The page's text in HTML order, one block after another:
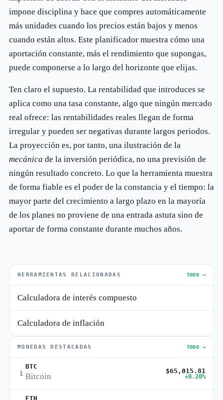
impone disciplina y hace que compres automáticamente
más unidades cuando los precios están bajos y menos
cuando están altos. Este planificador muestra cómo una
aportación constante, más el rendimiento que supongas,
puede componerse a lo largo del horizonte que elijas.
Ten claro el supuesto. La rentabilidad que introduces se
aplica como una tasa constante, algo que ningún mercado
real ofrece: las rentabilidades reales llegan de forma
irregular y pueden ser negativas durante largos periodos.
La proyección es, por tanto, una ilustración de la
mecánica de la inversión periódica, no una previsión de
ningún resultado concreto. Lo que la herramienta muestra
de forma fiable es el poder de la constancia y el tiempo: la
mayor parte del crecimiento a largo plazo en la mayoría
de los planes no proviene de una entrada astuta sino de
aportar de forma constante durante muchos años.
HERRAMIENTAS RELACIONADAS TODO →
Calculadora de interés compuesto
Calculadora de inflación
MONEDAS DESTACADAS TODO →
1
BTC
Bitcoin
$65,015.81
+0.20%
ETH